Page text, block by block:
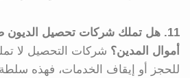
11. هل تملك شركات تحصيل الديون
أموال المدين؟ شركات التحصيل لا
للحجز أو إيقاف الخدمات، فهذه